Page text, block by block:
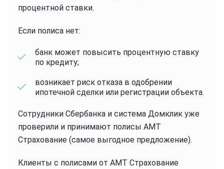
процентной ставки.
Если полиса нет:
банк может повысить процентную ставку
по кредиту;
возникает риск отказа в одобрении
ипотечной сделки или регистрации объекта.
Сотрудники Сбербанка и система Домклик уже
проверили и принимают полисы АМТ
Страхование (самое выгодное предложение).
Клиенты с полисами от АМТ Страхование